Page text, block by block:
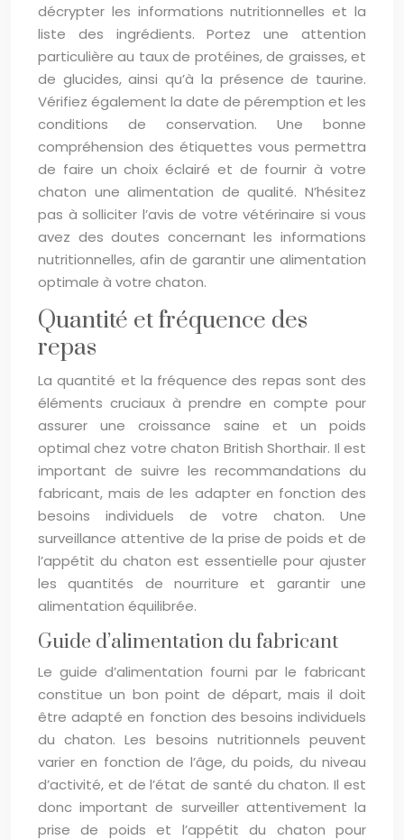
décrypter les informations nutritionnelles et la
liste des ingrédients. Portez une attention
particulière au taux de protéines, de graisses, et
de glucides, ainsi qu’à la présence de taurine.
Vérifiez également la date de péremption et les
conditions de conservation. Une bonne
compréhension des étiquettes vous permettra
de faire un choix éclairé et de fournir à votre
chaton une alimentation de qualité. N’hésitez
pas à solliciter l’avis de votre vétérinaire si vous
avez des doutes concernant les informations
nutritionnelles, afin de garantir une alimentation
optimale à votre chaton.
Quantité et fréquence des
repas
La quantité et la fréquence des repas sont des
éléments cruciaux à prendre en compte pour
assurer une croissance saine et un poids
optimal chez votre chaton British Shorthair. Il est
important de suivre les recommandations du
fabricant, mais de les adapter en fonction des
besoins individuels de votre chaton. Une
surveillance attentive de la prise de poids et de
l’appétit du chaton est essentielle pour ajuster
les quantités de nourriture et garantir une
alimentation équilibrée.
Guide d’alimentation du fabricant
Le guide d’alimentation fourni par le fabricant
constitue un bon point de départ, mais il doit
être adapté en fonction des besoins individuels
du chaton. Les besoins nutritionnels peuvent
varier en fonction de l’âge, du poids, du niveau
d’activité, et de l’état de santé du chaton. Il est
donc important de surveiller attentivement la
prise de poids et l’appétit du chaton pour